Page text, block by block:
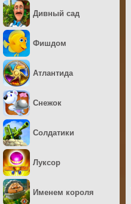
Дивный сад
Фишдом
Атлантида
Снежок
Солдатики
Луксор
Именем короля